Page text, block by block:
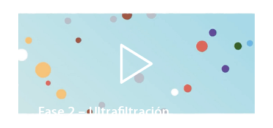
Fase 2 – Ultrafiltración